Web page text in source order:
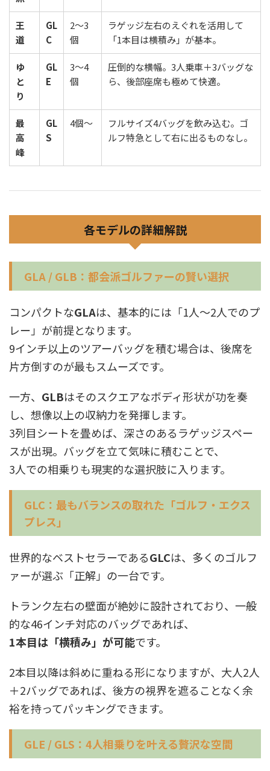
王
道
GL
C
2〜3
個
ラゲッジ左右のえぐれを活用して
「1本目は横積み」が基本。
ゆ
と
り
GL
E
3〜4
個
圧倒的な横幅。3人乗車＋3バッグな
ら、後部座席も極めて快適。
最
高
峰
GL
S
4個〜
フルサイズ4バッグを飲み込む。ゴ
ルフ特急として右に出るものなし。
各モデルの詳細解説
GLA / GLB：都会派ゴルファーの賢い選択
コンパクトなGLAは、基本的には「1人〜2人でのプ
レー」が前提となります。
9インチ以上のツアーバッグを積む場合は、後席を
片方倒すのが最もスムーズです。
一方、 GLBはそのスクエアなボディ形状が功を奏
し、想像以上の収納力を発揮します。
3列目シートを畳めば、深さのあるラゲッジスペー
スが出現。バッグを立て気味に積むことで、
3人での相乗りも現実的な選択肢に入ります。
GLC：最もバランスの取れた「ゴルフ・エクス
プレス」
世界的なベストセラーであるGLCは、多くのゴルフ
ァーが選ぶ「正解」の一台です。
トランク左右の壁面が絶妙に設計されており、一般
的な46インチ対応のバッグであれば、
1本目は「横積み」が可能です。
2本目以降は斜めに重ねる形になりますが、大人2人
＋2バッグであれば、後方の視界を遮ることなく余
裕を持ってパッキングできます。
GLE / GLS：4人相乗りを叶える贅沢な空間